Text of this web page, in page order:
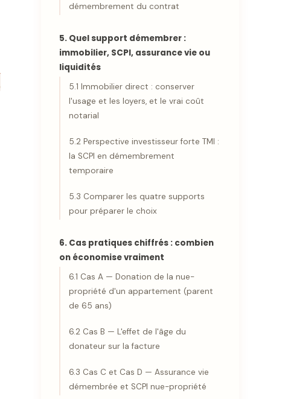
démembrement du contrat
5. Quel support démembrer :
immobilier, SCPI, assurance vie ou
liquidités
5.1 Immobilier direct : conserver
l'usage et les loyers, et le vrai coût
notarial
5.2 Perspective investisseur forte TMI :
la SCPI en démembrement
temporaire
5.3 Comparer les quatre supports
pour préparer le choix
6. Cas pratiques chiffrés : combien
on économise vraiment
6.1 Cas A — Donation de la nue-
propriété d'un appartement (parent
de 65 ans)
6.2 Cas B — L'effet de l'âge du
donateur sur la facture
6.3 Cas C et Cas D — Assurance vie
démembrée et SCPI nue-propriété